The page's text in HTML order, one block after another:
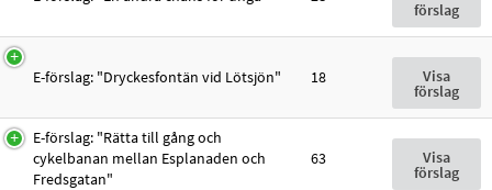
förslag
E-förslag: "Dryckesfontän vid Lötsjön" 18 Visa
förslag
E-förslag: "Rätta till gång och
cykelbanan mellan Esplanaden och
Fredsgatan"
63 Visa
förslag